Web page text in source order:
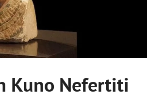
Kuno Nefertiti